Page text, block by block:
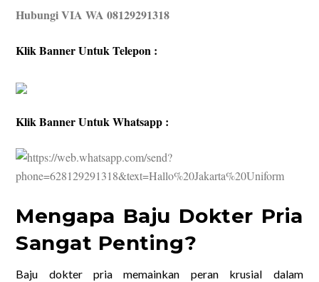
Hubungi VIA WA 08129291318
Klik Banner Untuk Telepon :
Klik Banner Untuk Whatsapp :
Mengapa Baju Dokter Pria
Sangat Penting?
Baju dokter pria memainkan peran krusial dalam